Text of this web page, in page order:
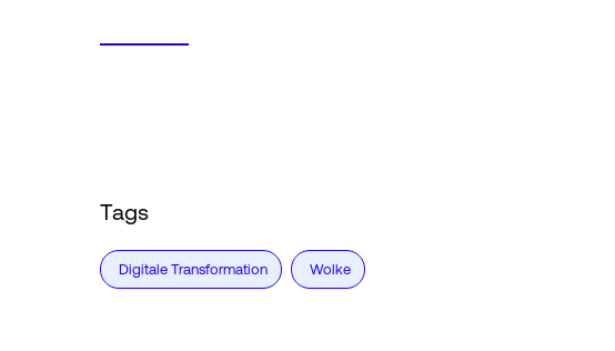
Tags
Digitale Transformation Wolke